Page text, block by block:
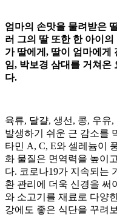
엄마의 손맛을 물려받은
러 그의 딸 또한 한 아이
가 딸에게, 딸이 엄마에게
임, 박보경 삼대를 거쳐온
다.
육류, 달걀, 생선, 콩, 우유
발생하기 쉬운 근 감소를
타민 A, C, E와 셀레늄이
화 물질은 면역력을 높이
다. 코로나19가 지속되는
환 관리에 더욱 신경을 써
와 소고기를 재료로 다양
강에도 좋은 식단을 꾸려